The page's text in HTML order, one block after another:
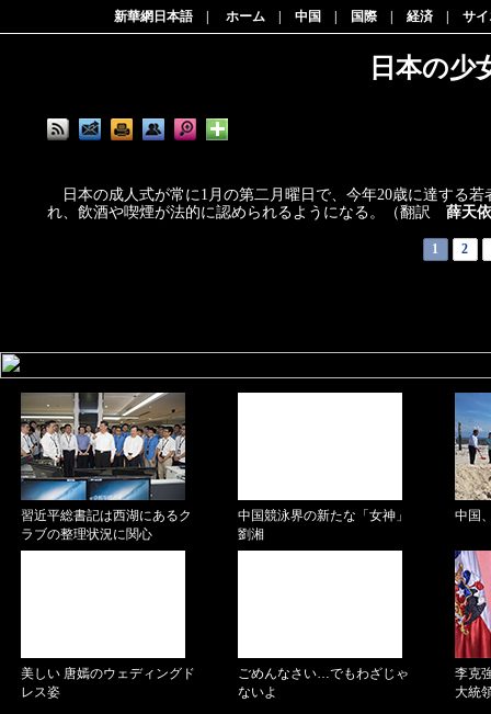
新華網日本語| ホーム| 中国 国際| 経済| サ
日本の少
日本の成人式が常に1月の第二月曜日で、今年20歳に達する
れ、飲酒や喫煙が法的に認められるようになる。（翻訳 薛天依
1 2